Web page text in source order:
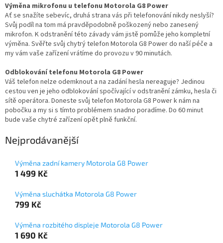
Výměna mikrofonu u telefonu Motorola G8 Power
Ať se snažíte sebevíc, druhá strana vás při telefonování nikdy neslyší?
Svůj podíl na tom má pravděpodobně poškozený nebo zanesený
mikrofon. K odstranění této závady vám jistě pomůže jeho kompletní
výměna. Svěřte svůj chytrý telefon Motorola G8 Power do naší péče a
my vám vaše zařízení vrátíme do provozu v 90 minutách.
Odblokování telefonu Motorola G8 Power
Váš telefon nelze odemknout a na zadání hesla nereaguje? Jedinou
cestou ven je jeho odblokování spočívající v odstranění zámku, hesla či
sítě operátora. Doneste svůj telefon Motorola G8 Power k nám na
pobočku a my si s tímto problémem snadno poradíme. Do 60 minut
bude vaše chytré zařízení opět plně funkční.
Nejprodávanější
Výměna zadní kamery Motorola G8 Power
1 499 Kč
Výměna sluchátka Motorola G8 Power
799 Kč
Výměna rozbitého displeje Motorola G8 Power
1 690 Kč